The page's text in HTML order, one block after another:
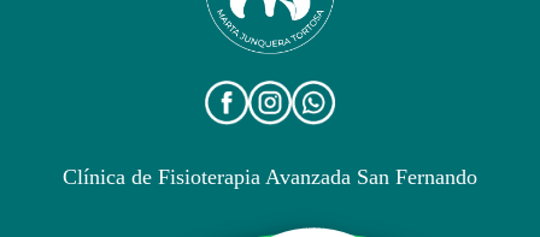
Clínica de Fisioterapia Avanzada San Fernando